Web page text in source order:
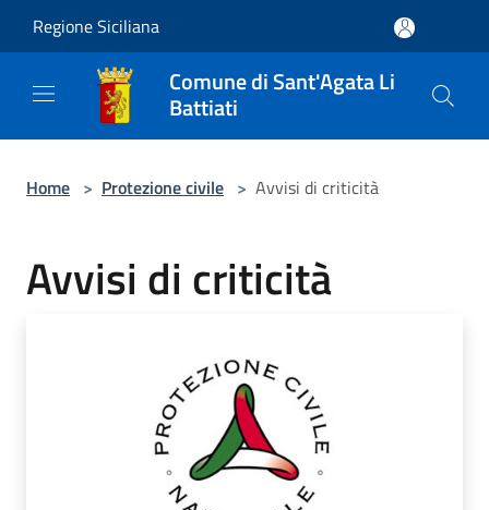
Regione Siciliana
Comune di Sant'Agata Li
Battiati
Home > Protezione civile > Avvisi di criticità
Avvisi di criticità